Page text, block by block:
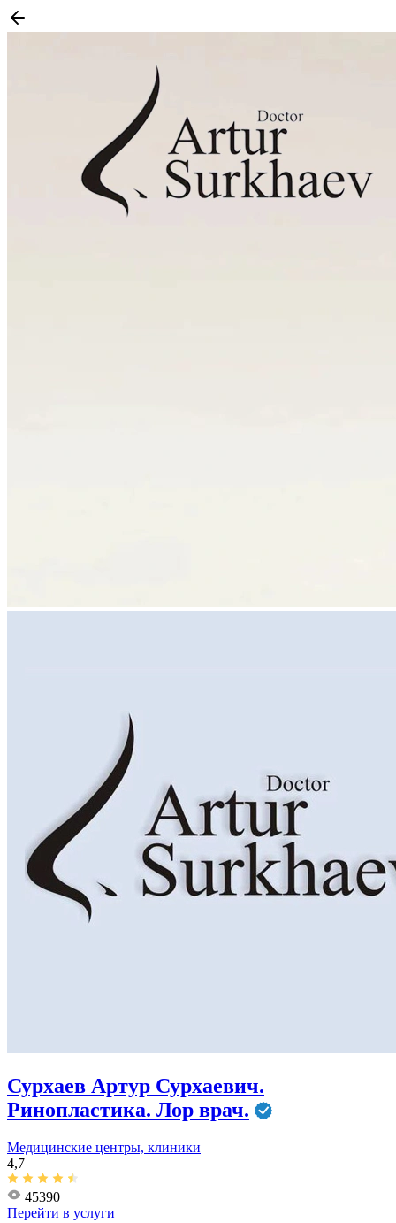
Сурхаев Артур Сурхаевич.
Ринопластика. Лор врач.
Медицинские центры, клиники
4,7
45390
Перейти в услуги